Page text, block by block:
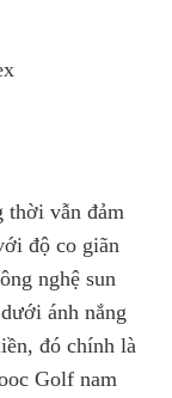
thời vẫn đảm
độ co giãn
nghệ sun
ánh nắng
đó chính là
Golf nam